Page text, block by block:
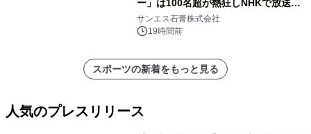
ー」は100名超が熱狂しNHKで放送さ
れました。
サンエス石膏株式会社
19時間前
スポーツの新着をもっと見る
人気のプレスリリース